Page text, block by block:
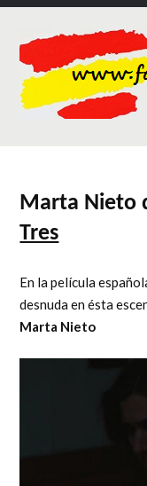
Marta Nieto
Tres
En la película
desnuda en ésta
Marta Nieto